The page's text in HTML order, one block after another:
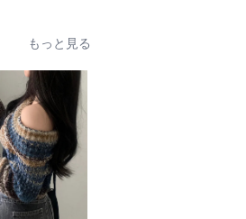
もっと見る